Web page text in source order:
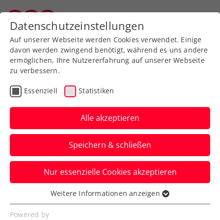
Aktuelle News
News filtern
Datenschutzeinstellungen
Auf unserer Webseite werden Cookies verwendet. Einige
davon werden zwingend benötigt, während es uns andere
ermöglichen, Ihre Nutzererfahrung auf unserer Webseite
zu verbessern.
Essenziell Statistiken
Alle akzeptieren
Speichern & schließen
Nur essenzielle Cookies akzeptieren
Essenziell
Essenzielle Cookies werden für grundlegende
Weitere Informationen anzeigen
Powered by